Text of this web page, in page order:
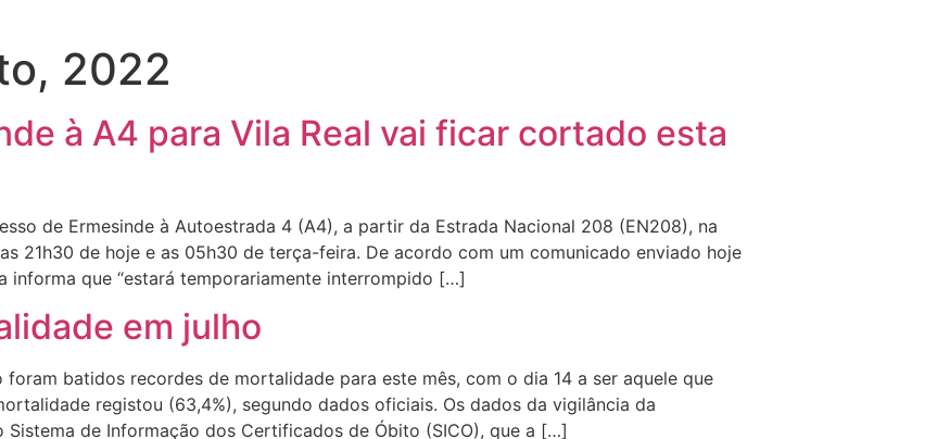
2022
à A4 para Vila Real vai ficar cortado esta
de Ermesinde à Autoestrada 4 (A4), a partir da Estrada Nacional 208 (EN208), na
21h30 de hoje e as 05h30 de terça-feira. De acordo com um comunicado enviado hoje
informa que “estará temporariamente interrompido […]
em julho
foram batidos recordes de mortalidade para este mês, com o dia 14 a ser aquele que
registou (63,4%), segundo dados oficiais. Os dados da vigilância da
de Informação dos Certificados de Óbito (SICO), que a […]